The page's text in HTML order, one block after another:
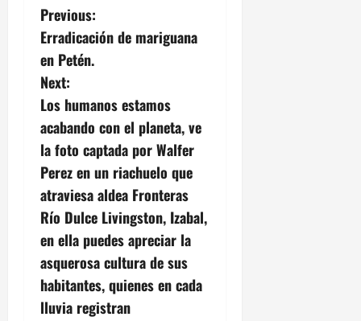
P
o
s
t
n
a
v
i
g
Previous:
Erradicación de mariguana
en Petén.
Next:
Los humanos estamos
acabando con el planeta, ve
la foto captada por Walfer
Perez en un riachuelo que
atraviesa aldea Fronteras
Río Dulce Livingston, Izabal,
en ella puedes apreciar la
asquerosa cultura de sus
habitantes, quienes en cada
lluvia registran